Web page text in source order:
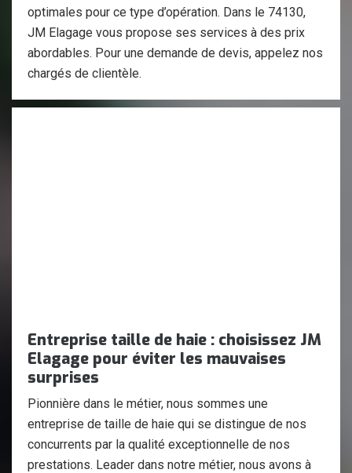
optimales pour ce type d’opération. Dans le 74130,
JM Elagage vous propose ses services à des prix
abordables. Pour une demande de devis, appelez nos
chargés de clientèle.
Entreprise taille de haie : choisissez JM
Elagage pour éviter les mauvaises
surprises
Pionnière dans le métier, nous sommes une
entreprise de taille de haie qui se distingue de nos
concurrents par la qualité exceptionnelle de nos
prestations. Leader dans notre métier, nous avons à